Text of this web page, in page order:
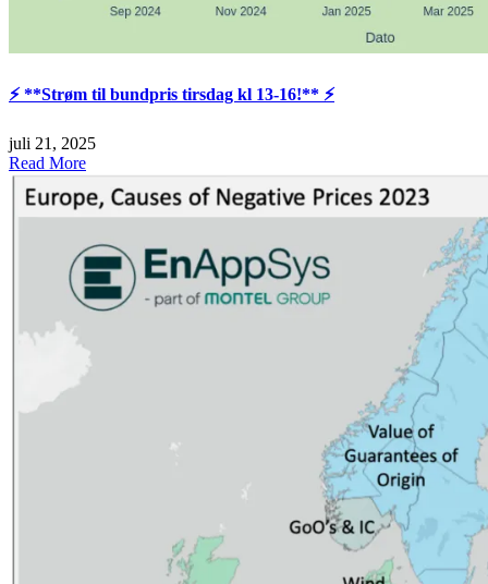
⚡️ **Strøm til bundpris tirsdag kl 13-16!** ⚡️
juli 21, 2025
Read More